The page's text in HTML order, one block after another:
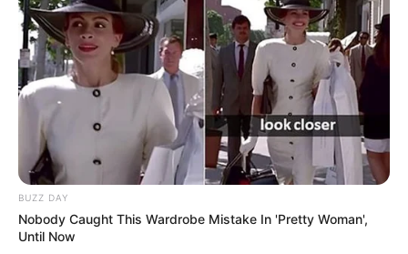
BUZZ DAY
Nobody Caught This Wardrobe Mistake In 'Pretty Woman',
Until Now